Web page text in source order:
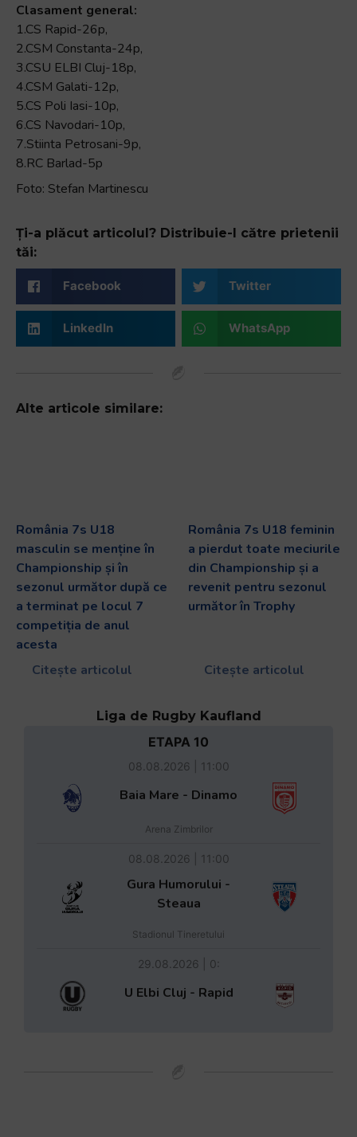
Clasament general:
1.CS Rapid-26p,
2.CSM Constanta-24p,
3.CSU ELBI Cluj-18p,
4.CSM Galati-12p,
5.CS Poli Iasi-10p,
6.CS Navodari-10p,
7.Stiinta Petrosani-9p,
8.RC Barlad-5p
Foto: Stefan Martinescu
Ți-a plăcut articolul? Distribuie-l către prietenii
tăi:
Facebook Twitter
LinkedIn WhatsApp
Alte articole similare:
România 7s U18
masculin se menține în
Championship și în
sezonul următor după ce
a terminat pe locul 7
competiția de anul
acesta
Citește articolul
România 7s U18 feminin
a pierdut toate meciurile
din Championship și a
revenit pentru sezonul
următor în Trophy
Citește articolul
Liga de Rugby Kaufland
ETAPA 10
08.08.2026 | 11:00
Baia Mare - Dinamo
Arena Zimbrilor
08.08.2026 | 11:00
Gura Humorului -
Steaua
Stadionul Tineretului
29.08.2026 | 0:
U Elbi Cluj - Rapid